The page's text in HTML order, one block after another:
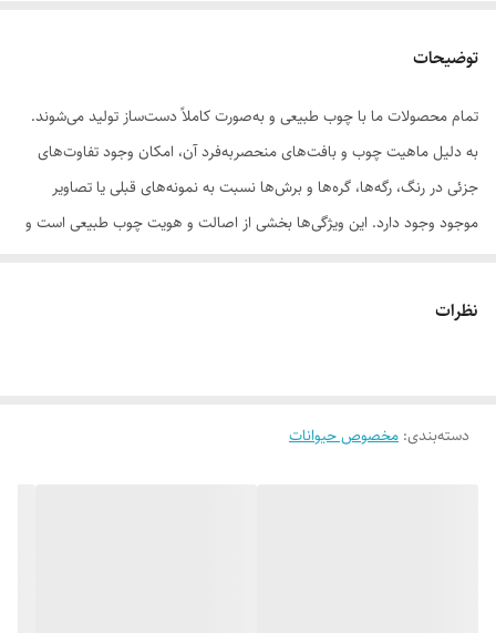
توضیحات
تمام محصولات ما با چوب طبیعی و به‌صورت کاملاً دست‌ساز تولید می‌شوند.
به دلیل ماهیت چوب و بافت‌های منحصر‌به‌فرد آن، امکان وجود تفاوت‌های
جزئی در رنگ، رگه‌ها، گره‌ها و برش‌ها نسبت به نمونه‌های قبلی یا تصاویر
موجود وجود دارد. این ویژگی‌ها بخشی از اصالت و هویت چوب طبیعی است و
سفارش به‌منزله‌ی پذیرش این موارد و آگاهی از ویژگی‌های طبیعی چوب هست
نظرات
دسته‌بندی: مخصوص حیوانات